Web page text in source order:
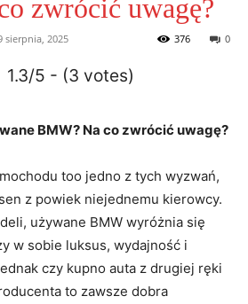
zwrócić uwagę?
sierpnia, 2025 0
376
1.3/5 - (3 votes)
​BMW? Na ⁣co zwrócić uwagę?
too⁤ jedno z ⁤tych‍ wyzwań,
z powiek‍ niejednemu kierowcy.
używane BMW wyróżnia się
w sobie⁤ luksus, wydajność‌ i
czy kupno auta z ​drugiej ręki⁤
to zawsze dobra